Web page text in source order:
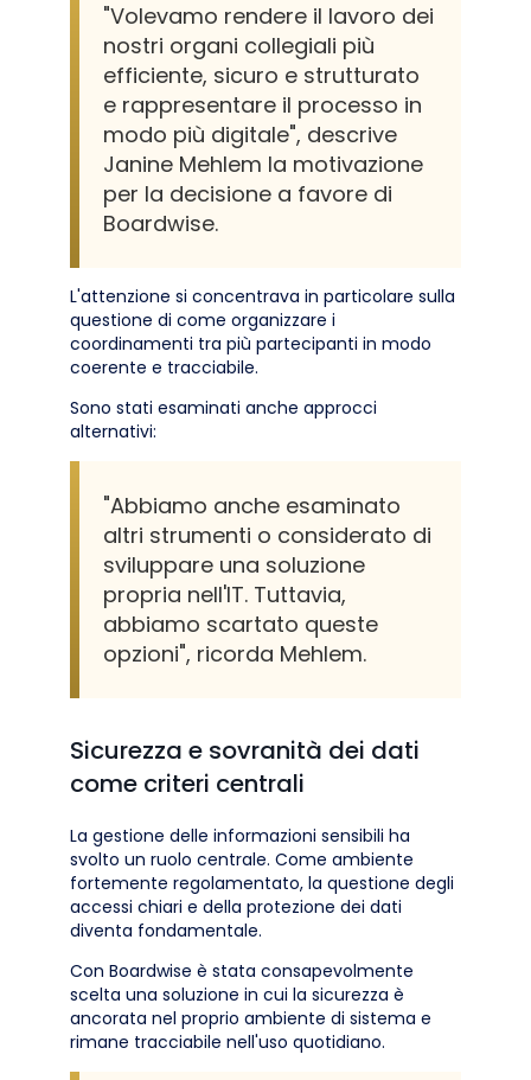
"Volevamo rendere il lavoro dei
nostri organi collegiali più
efficiente, sicuro e strutturato
e rappresentare il processo in
modo più digitale", descrive
Janine Mehlem la motivazione
per la decisione a favore di
Boardwise.
L'attenzione si concentrava in particolare sulla
questione di come organizzare i
coordinamenti tra più partecipanti in modo
coerente e tracciabile.
Sono stati esaminati anche approcci
alternativi:
"Abbiamo anche esaminato
altri strumenti o considerato di
sviluppare una soluzione
propria nell'IT. Tuttavia,
abbiamo scartato queste
opzioni", ricorda Mehlem.
Sicurezza e sovranità dei dati
come criteri centrali
La gestione delle informazioni sensibili ha
svolto un ruolo centrale. Come ambiente
fortemente regolamentato, la questione degli
accessi chiari e della protezione dei dati
diventa fondamentale.
Con Boardwise è stata consapevolmente
scelta una soluzione in cui la sicurezza è
ancorata nel proprio ambiente di sistema e
rimane tracciabile nell'uso quotidiano.